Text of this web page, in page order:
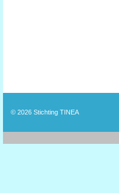
© 2026 Stichting TINEA